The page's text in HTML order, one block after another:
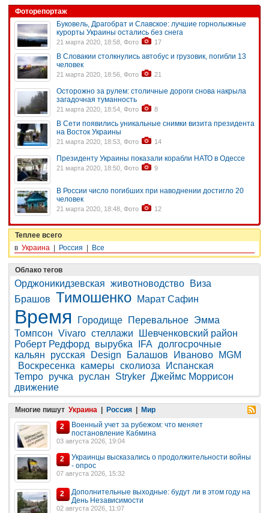
Фоторепортаж
Буковель, Драгобрат и Славское: лучшие горнолыжные
курорты Украины остались без снега
21 марта 2020, 18:58, Фото 17
В Словакии столкнулись автобус и грузовик, погибли 13
человек
21 марта 2020, 18:56, Фото 21
Осторожно за рулем: столичные дороги снова накрыла
загадочная туманность
21 марта 2020, 18:54, Фото 8
В Сети появились уникальные снимки визита президента
на Восток Украины
21 марта 2020, 18:53, Фото 14
Президенту Украины показали корабли НАТО в Одессе
21 марта 2020, 18:50, Фото 9
В России число погибших при наводнении достигло 20
человек
21 марта 2020, 18:48, Фото 12
Теплее всего
в Украина Россия Все
Облако тегов
Орджоникидзевская животноводство
Виза
Брашов Тимошенко Марат Сафин
Время Городище Перевальное Эмма
Томпсон Vivaro стеллажи
Шевченковский район
Роберт Редфорд
вырубка IFA долгосрочные
кальян
русская Design Балашов Иваново
MGM
Воскресенка
камеры сколиоза
Испанская
Tempo ручка руслан Stryker Джеймс Моррисон
движение
Многие пишут Украина Россия
Мир
2
Военный учет за рубежом: что меняет
постановление Кабмина
03 августа 2026, 19:04
2
Украинцы высказались о продолжительности войны
- опрос
07 августа 2026, 15:32
2
Дополнительные выходные: будут ли в этом году на
День Независимости
02 августа 2026, 11:07